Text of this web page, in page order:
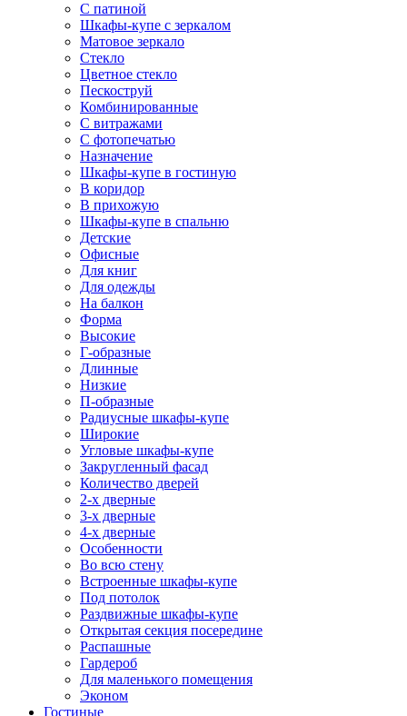
С патиной
Шкафы-купе с зеркалом
Матовое зеркало
Стекло
Цветное стекло
Пескоструй
Комбинированные
С витражами
С фотопечатью
Назначение
Шкафы-купе в гостиную
В коридор
В прихожую
Шкафы-купе в спальню
Детские
Офисные
Для книг
Для одежды
На балкон
Форма
Высокие
Г-образные
Длинные
Низкие
П-образные
Радиусные шкафы-купе
Широкие
Угловые шкафы-купе
Закругленный фасад
Количество дверей
2-х дверные
3-х дверные
4-х дверные
Особенности
Во всю стену
Встроенные шкафы-купе
Под потолок
Раздвижные шкафы-купе
Открытая секция посередине
Распашные
Гардероб
Для маленького помещения
Эконом
Гостиные